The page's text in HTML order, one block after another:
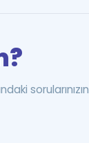
sorularınızın